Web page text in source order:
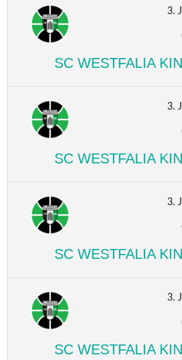
3.
SC WESTFALIA
3.
SC WESTFALIA
3.
SC WESTFALIA
3.
SC WESTFALIA